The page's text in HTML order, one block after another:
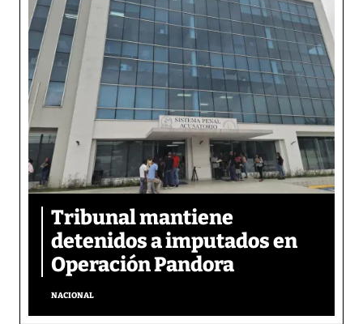
Tribunal mantiene
detenidos a imputados en
Operación Pandora
NACIONAL